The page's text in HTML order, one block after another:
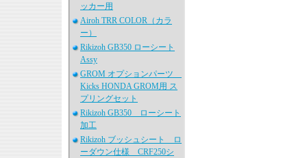
ッカー用
Airoh TRR COLOR（カラ
ー）
Rikizoh GB350 ローシート
Assy
GROM オプションパーツ
Kicks HONDA GROM用 ス
プリングセット
Rikizoh GB350 ローシート
加工
Rikizoh ブッシュシート ロ
ーダウン仕様 CRF250シ